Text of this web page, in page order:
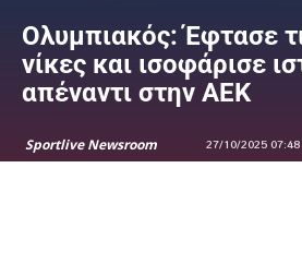
Ολυμπιακός: Έφτασε
νίκες και ισοφάρισε
απέναντι στην ΑΕΚ
Sportlive Newsroom 27/10/2025 07:48